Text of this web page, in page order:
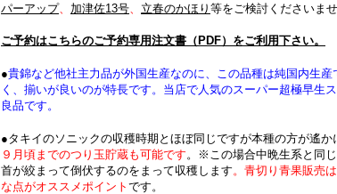
パーアップ、 加津佐13号 立春のかほり 等をご検討くださいませ
ご予約はこちらのご予約専用注文書（PDF）をご利用下さい。
●貴錦など他社主力品が外国生産なのに、この品種は純国内生
く、揃いが良いのが特長です。当店で人気のスーパー超極早生
良品です。
●タキイのソニックの収穫時期とほぼ同じですが本種の方が遙か
９月頃までのつり玉貯蔵も可能です 。※この場合中晩生系と同
首が絞まって倒伏するのをまって収穫します 。青切り青果販売
な点がオススメポイント です。